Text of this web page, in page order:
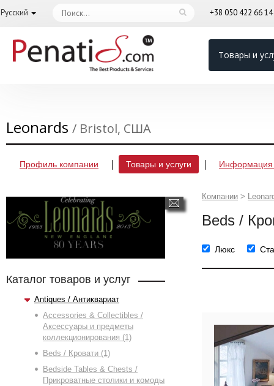
Русский +38 050 422 66 14
Товары и
Leonards / Bristol, США
Профиль компании Товары и услуги Информация
Каталог товаров и услуг
Antiques / Антиквариат
Accessories & Collectibles /
Аксессуары и предметы
коллекционирования (1)
Beds / Кровати (1)
Bedside Tables & Chests /
Прикроватные столики и комоды
Компании >
Beds /
Люкс